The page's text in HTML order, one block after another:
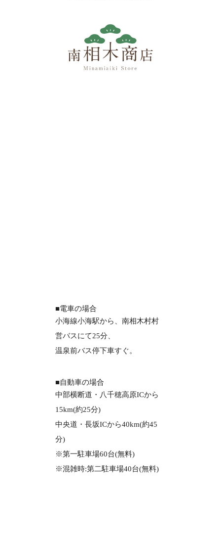
■電車の場合
小海線小海駅から、南相木村村
営バスにて25分、
温泉前バス停下車すぐ。
■自動車の場合
中部横断道・八千穂高原ICから
15km(約25分)
中央道・長坂ICから40km(約45
分)
※第一駐車場60台(無料)
※混雑時:第二駐車場40台(無料)